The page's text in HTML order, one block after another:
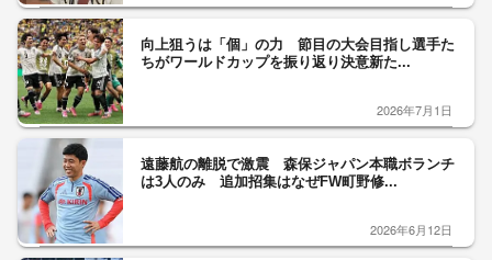
向上狙うは「個」の力 節目の大会目指し選手た
ちがワールドカップを振り返り決意新た...
2026年7月1日
遠藤航の離脱で激震 森保ジャパン本職ボランチ
は3人のみ 追加招集はなぜFW町野修...
2026年6月12日